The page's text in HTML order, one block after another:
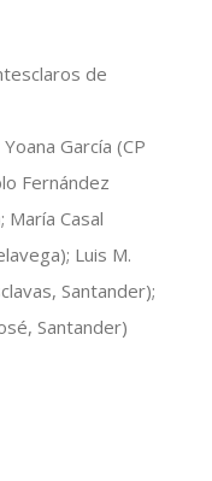
de
García (CP
Fernández
María Casal
Luis M.
Santander);
Santander)